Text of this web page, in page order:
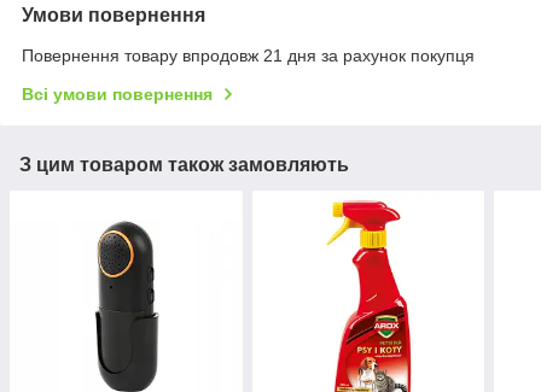
Умови повернення
Повернення товару впродовж 21 дня за рахунок покупця
Всі умови повернення
З цим товаром також замовляють